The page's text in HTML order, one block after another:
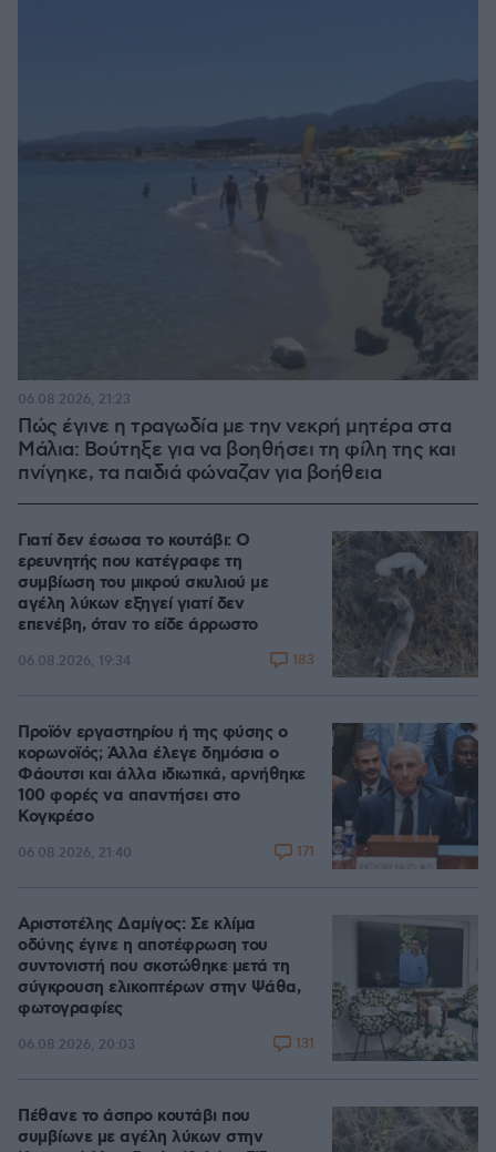
Πώς έγινε η τραγωδία με την νεκρή μητέρα στα
Μάλια: Βούτηξε για να βοηθήσει τη φίλη της και
πνίγηκε, τα παιδιά φώναζαν για βοήθεια
06.08.2026, 21:23
Γιατί δεν έσωσα το κουτάβι: Ο
ερευνητής που κατέγραφε τη
συμβίωση του μικρού σκυλιού με
αγέλη λύκων εξηγεί γιατί δεν
επενέβη, όταν το είδε άρρωστο
06.08.2026, 19:34 183
Προϊόν εργαστηρίου ή της φύσης ο
κορωνοϊός; Άλλα έλεγε δημόσια ο
Φάουτσι και άλλα ιδιωτικά, αρνήθηκε
100 φορές να απαντήσει στο
Κογκρέσο
06.08.2026, 21:40 171
Αριστοτέλης Δαμίγος: Σε κλίμα
οδύνης έγινε η αποτέφρωση του
συντονιστή που σκοτώθηκε μετά τη
σύγκρουση ελικοπτέρων στην Ψάθα,
φωτογραφίες
06.08.2026, 20:03 131
Πέθανε το άσπρο κουτάβι που
συμβίωνε με αγέλη λύκων στην